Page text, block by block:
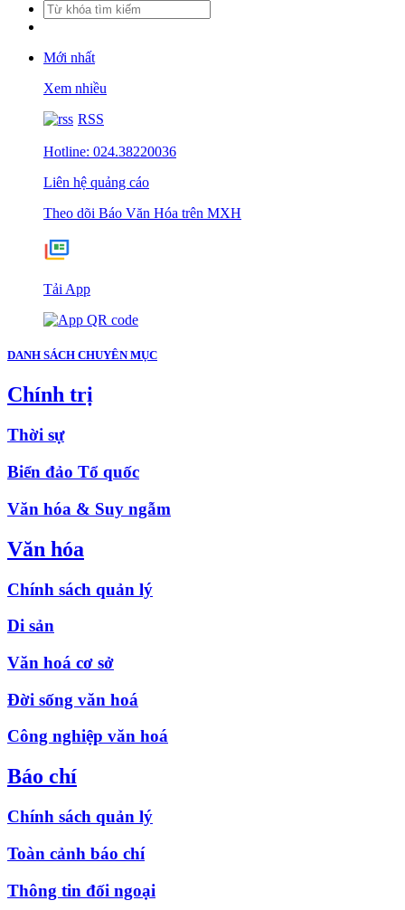
Mới nhất
Xem nhiều
RSS
Hotline: 024.38220036
Liên hệ quảng cáo
Theo dõi Báo Văn Hóa trên MXH
Tải App
DANH SÁCH CHUYÊN MỤC
Chính trị
Thời sự
Biển đảo Tổ quốc
Văn hóa & Suy ngẫm
Văn hóa
Chính sách quản lý
Di sản
Văn hoá cơ sở
Đời sống văn hoá
Công nghiệp văn hoá
Báo chí
Chính sách quản lý
Toàn cảnh báo chí
Thông tin đối ngoại